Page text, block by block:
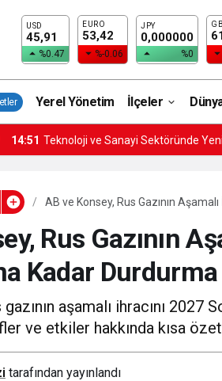
USD
45,91
%0.47
EURO
53,42
%-0.06
JPY
0,000000
%0
Yerel Yönetim İlçeler
14:51 Teknoloji ve Sanayi Sektöründe
AB ve Konsey, Rus Gazının
Rus Gazının
Kadar Durdurma
aşamalı ihracını 2027
ve etkiler hakkında kısa
tarafından yayınlandı